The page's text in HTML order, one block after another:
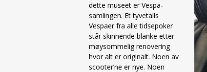
dette museet er Vespa-
samlingen. Et tyvetalls
Vespaer fra alle tidsepoker
står skinnende blanke etter
møysommelig renovering
hvor alt er originalt. Noen av
scooter’ne er nye. Noen